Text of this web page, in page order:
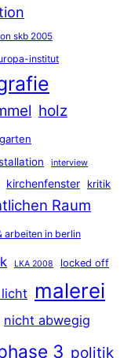
skb 2005
institut
holz
interview
kirchenfenster kritik
Raum
arbeiten in berlin
LKA 2008 locked off
malerei
nicht abwegig
3 politik